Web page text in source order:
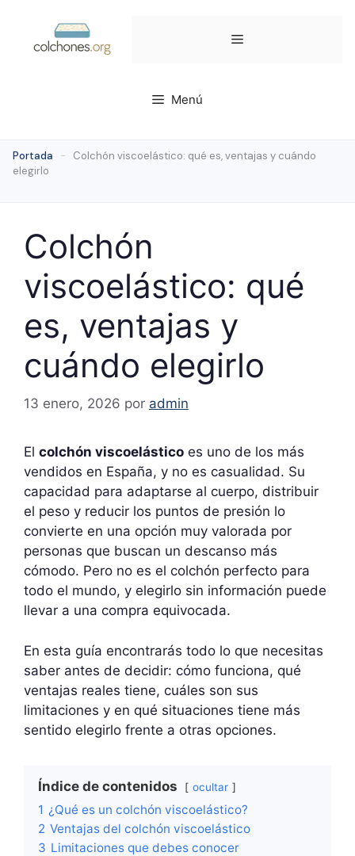
contenido
Menú
Menú
Portada -
Colchón viscoelástico: qué es, ventajas y cuándo
elegirlo
Colchón
viscoelástico: qué
es, ventajas y
cuándo elegirlo
13 enero, 2026 por admin
El colchón viscoelástico es uno de los más
vendidos en España, y no es casualidad. Su
capacidad para adaptarse al cuerpo, distribuir
el peso y reducir los puntos de presión lo
convierte en una opción muy valorada por
personas que buscan un descanso más
cómodo. Pero no es el colchón perfecto para
todo el mundo, y elegirlo sin información puede
llevar a una compra equivocada.
En esta guía encontrarás todo lo que necesitas
saber antes de decidir: cómo funciona, qué
ventajas reales tiene, cuáles son sus
limitaciones y en qué situaciones tiene más
sentido elegirlo frente a otras opciones.
Índice de contenidos ocultar
1 ¿Qué es un colchón viscoelástico?
2 Ventajas del colchón viscoelástico
3 Limitaciones que debes conocer